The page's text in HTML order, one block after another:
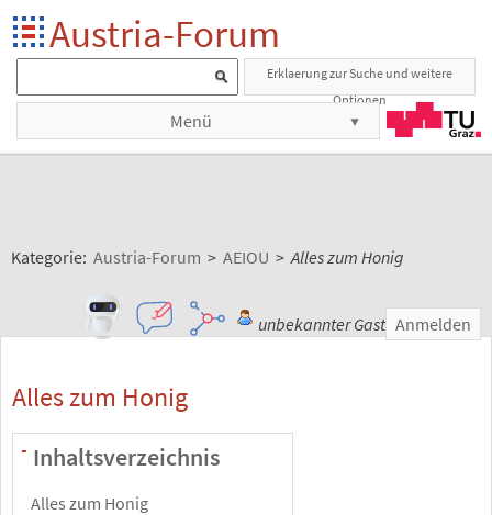
Austria-Forum
Erklaerung zur Suche und weitere
Optionen
Menü
Kategorie: Austria-Forum > AEIOU > Alles zum Honig
unbekannter Gast Anmelden
Alles zum Honig
- Inhaltsverzeichnis
Alles zum Honig